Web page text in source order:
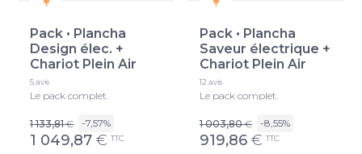
Pack • Plancha
Design élec. +
Chariot Plein Air
5 avis
Le pack complet.
1 133,81 € -7,57%
1 049,87 € TTC
Pack • Plancha
Saveur électrique +
Chariot Plein Air
12 avis
Le pack complet.
1 003,80 € -8,55%
919,86 € TTC